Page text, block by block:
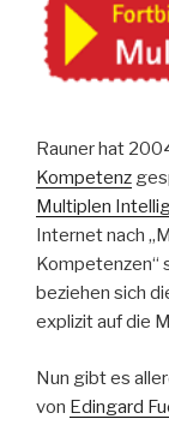
Rauner hat
Kompetenz
Multiplen
Internet nach
Kompetenzen“
beziehen sich
explizit auf die
Nun gibt es
von Edingard